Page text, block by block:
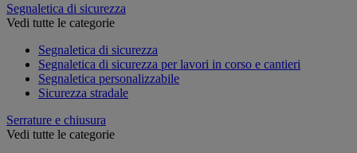
Segnaletica di sicurezza
Vedi tutte le categorie
Segnaletica di sicurezza
Segnaletica di sicurezza per lavori in corso e cantieri
Segnaletica personalizzabile
Sicurezza stradale
Serrature e chiusura
Vedi tutte le categorie